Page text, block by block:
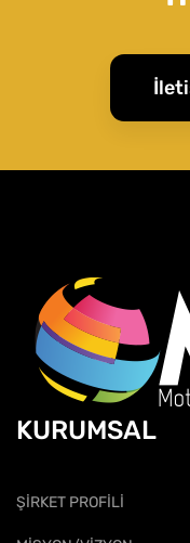
KURUMSAL
ŞİRKET PROFİLİ